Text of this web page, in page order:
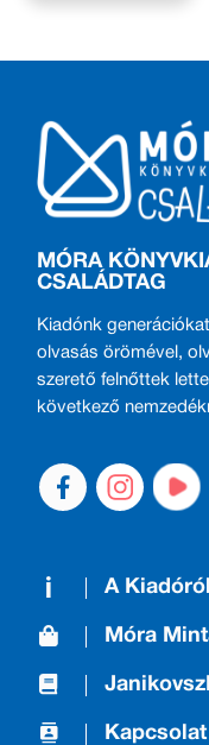
MÓRA
CSALÁDTAG
Kiadónk
olvasás örömével,
szerető felnőttek
következő
A
Móra
Kapcsolat